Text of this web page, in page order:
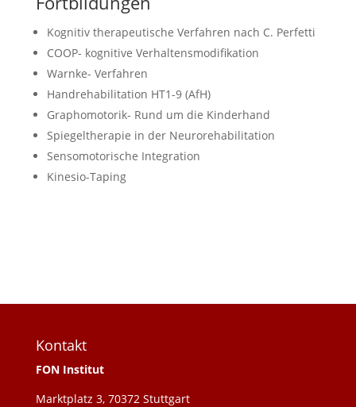
Kognitiv therapeutische Verfahren nach C. Perfetti
COOP- kognitive Verhaltensmodifikation
Warnke- Verfahren
Handrehabilitation HT1-9 (AfH)
Graphomotorik- Rund um die Kinderhand
Spiegeltherapie in der Neurorehabilitation
Sensomotorische Integration
Kinesio-Taping
Kontakt
FON Institut
Marktplatz 3, 70372 Stuttgart